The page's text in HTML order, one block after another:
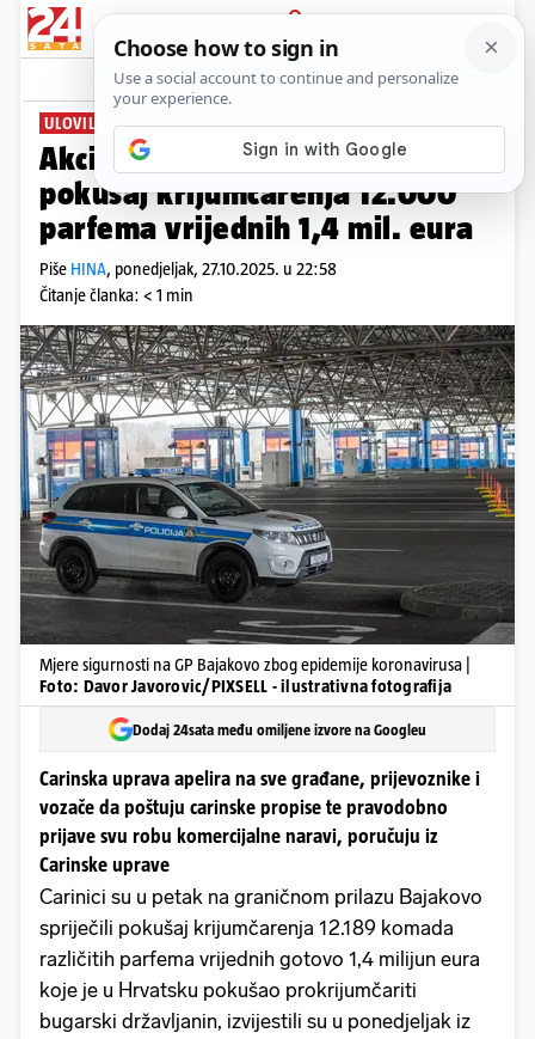
PRIJAVA
News Komentari
ULOVILI BUGARA
Akcija na Bajakovu: Spriječili
pokušaj krijumčarenja 12.000
parfema vrijednih 1,4 mil. eura
Piše HINA, ponedjeljak, 27.10.2025. u 22:58
Čitanje članka: < 1 min
Mjere sigurnosti na GP Bajakovo zbog epidemije koronavirusa |
Foto: Davor Javorovic/PIXSELL - ilustrativna fotografija
Dodaj 24sata među omiljene izvore na Googleu
Carinska uprava apelira na sve građane, prijevoznike i
vozače da poštuju carinske propise te pravodobno
prijave svu robu komercijalne naravi, poručuju iz
Carinske uprave
Carinici su u petak na graničnom prilazu Bajakovo
spriječili pokušaj krijumčarenja 12.189 komada
različitih parfema vrijednih gotovo 1,4 milijun eura
koje je u Hrvatsku pokušao prokrijumčariti
bugarski državljanin, izvijestili su u ponedjeljak iz